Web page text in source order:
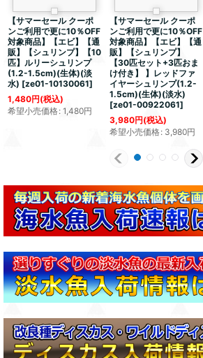
【サマーセール クーポ
ンご利用で更に10％OFF
対象商品】【エビ】【通
販】【シュリンプ】【10
匹】ルリーシュリンプ
(1.2-1.5cm)(生体)(淡
水) [ze01-10130061]
1,480円(税込)
希望小売価格: 1,480円
【サマーセール クーポ
ンご利用で更に10％OFF
対象商品】【エビ】【通
販】【シュリンプ】
【30匹セット+3匹おま
け付き】 】レッドファ
イヤーシュリンプ(1.2-
1.5cm)(生体)(淡水)
[ze01-00922061]
3,980円(税込)
希望小売価格: 3,980円